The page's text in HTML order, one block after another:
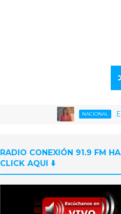
NACIONAL
RADIO CONEXIÓN 91.9 FM
CLICK AQUI ⬇️